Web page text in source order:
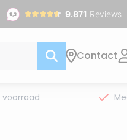
Contact
voorraad